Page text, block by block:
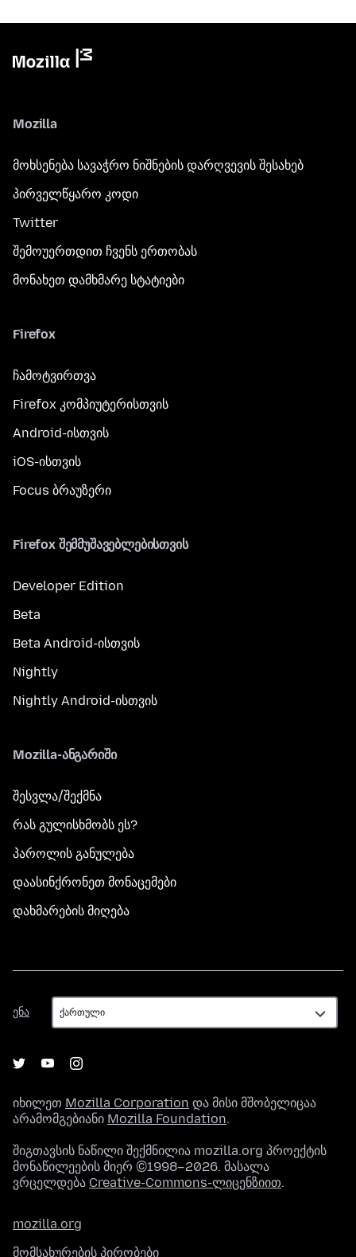
Mozilla
მოხსენება სავაჭრო ნიშნების დარღვევის შესახებ
პირველწყარო კოდი
Twitter
შემოუერთდით ჩვენს ერთობას
მონახეთ დამხმარე სტატიები
Firefox
ჩამოტვირთვა
Firefox კომპიუტერისთვის
Android-ისთვის
iOS-ისთვის
Focus ბრაუზერი
Firefox შემმუშავებლებისთვის
Developer Edition
Beta
Beta Android-ისთვის
Nightly
Nightly Android-ისთვის
Mozilla-ანგარიში
შესვლა/შექმნა
რას გულისხმობს ეს?
პაროლის განულება
დაასინქრონეთ მონაცემები
დახმარების მიღება
ენა
ენა
იხილეთ Mozilla Corporation და მისი მშობელიცაა
არამომგებიანი Mozilla Foundation.
შიგთავსის ნაწილი შექმნილია mozilla.org პროექტის
მონაწილეების მიერ ©1998–2026. მასალა
ვრცელდება Creative-Commons-ლიცენზიით.
mozilla.org
მომსახურების პირობები